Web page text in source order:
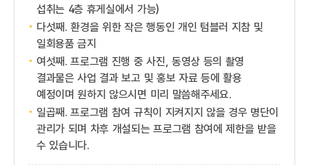
섭취는 4층 휴게실에서 가능)
다섯째. 환경을 위한 작은 행동인 개인 텀블러 지참 및
일회용품 금지
여섯째. 프로그램 진행 중 사진, 동영상 등의 촬영
결과물은 사업 결과 보고 및 홍보 자료 등에 활용
예정이며 원하지 않으시면 미리 말씀해주세요.
일곱째. 프로그램 참여 규칙이 지켜지지 않을 경우 명단이
관리가 되며 차후 개설되는 프로그램 참여에 제한을 받을
수 있습니다.